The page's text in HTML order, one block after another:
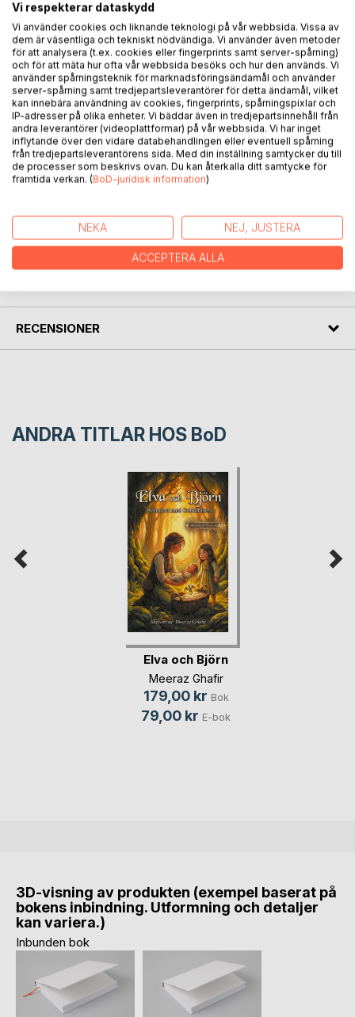
En tidig höstmorgon är Isak på väg till biblioteket med sin
skolklass för ett studiebesök. Klassföreståndaren har
planerat en uppgift för eleverna som de ska göra och på så
vis lära sig saker som kommer gynna dem inför provet.
Men besöket tar en väldigt mystisk vändning för Isak, vilket
leder till att han istället lär sig saker som hans egna lärare
inte har en aning om. Hans upplevelse blir full av lärdom och
för även med sig ansvar som han måste uppfylla i
framtiden.
Isak och det mystiska biblioteket är Sebastian Abdul-
FÖRFATTARE
RECENSIONER
ANDRA TITLAR HOS BoD
Elva och Björn
Meeraz Ghafir
179,00 kr Bok
79,00 kr E-bok
3D-visning av produkten (exempel baserat på
bokens inbindning. Utformning och detaljer
kan variera.)
Inbunden bok
Vi respekterar dataskydd
Vi använder cookies och liknande teknologi på vår webbsida. Vissa av
dem är väsentliga och tekniskt nödvändiga. Vi använder även metoder
för att analysera (t.ex. cookies eller fingerprints samt server-spårning)
och för att mäta hur ofta vår webbsida besöks och hur den används. Vi
använder spårningsteknik för marknadsföringsändamål och använder
server-spårning samt tredjepartsleverantörer för detta ändamål, vilket
kan innebära användning av cookies, fingerprints, spårningspixlar och
IP-adresser på olika enheter. Vi bäddar även in tredjepartsinnehåll från
andra leverantörer (videoplattformar) på vår webbsida. Vi har inget
inflytande över den vidare databehandlingen eller eventuell spårning
från tredjepartsleverantörens sida. Med din inställning samtycker du till
de processer som beskrivs ovan. Du kan återkalla ditt samtycke för
framtida verkan. (BoD-juridisk information)
NEKA NEJ, JUSTERA
ACCEPTERA ALLA